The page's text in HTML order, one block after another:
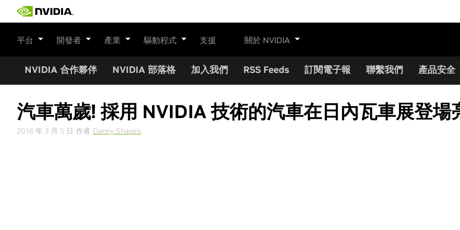
平台 開發者 產業 驅動程式 支援 關於 NVIDIA
NVIDIA 合作夥伴 NVIDIA 部落格 加入我們 RSS Feeds 訂閱電子報 聯繫我們 產品安全
汽車萬歲! 採用 NVIDIA 技術的汽車在日內瓦車展登場
2016 年 3 月 5 日 作者 Danny Shapiro